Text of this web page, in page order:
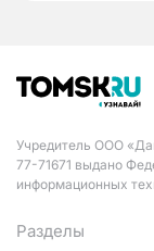
Учредитель ООО
77-71671 выдано
информационных
Разделы